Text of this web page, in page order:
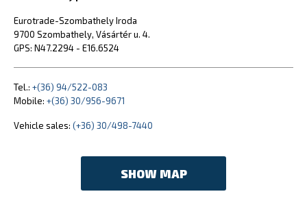
Eurotrade-Szombathely Iroda
9700 Szombathely, Vásártér u. 4.
GPS: N47.2294 - E16.6524
Tel.: +(36) 94/522-083
Mobile: +(36) 30/956-9671
Vehicle sales: (+36) 30/498-7440
SHOW MAP